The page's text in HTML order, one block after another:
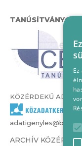
TANÚSÍTVÁNYOK
KÖZÉRDEKŰ
adatigenyles@bvcs.hu
ARCHÍV